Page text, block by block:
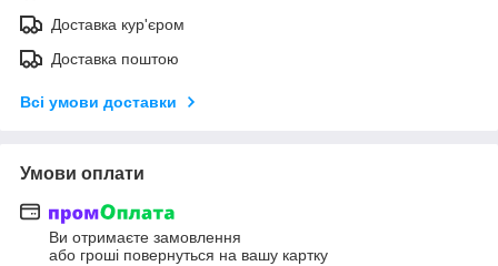
Доставка кур'єром
Доставка поштою
Всі умови доставки
Умови оплати
Ви отримаєте замовлення
або гроші повернуться на вашу картку